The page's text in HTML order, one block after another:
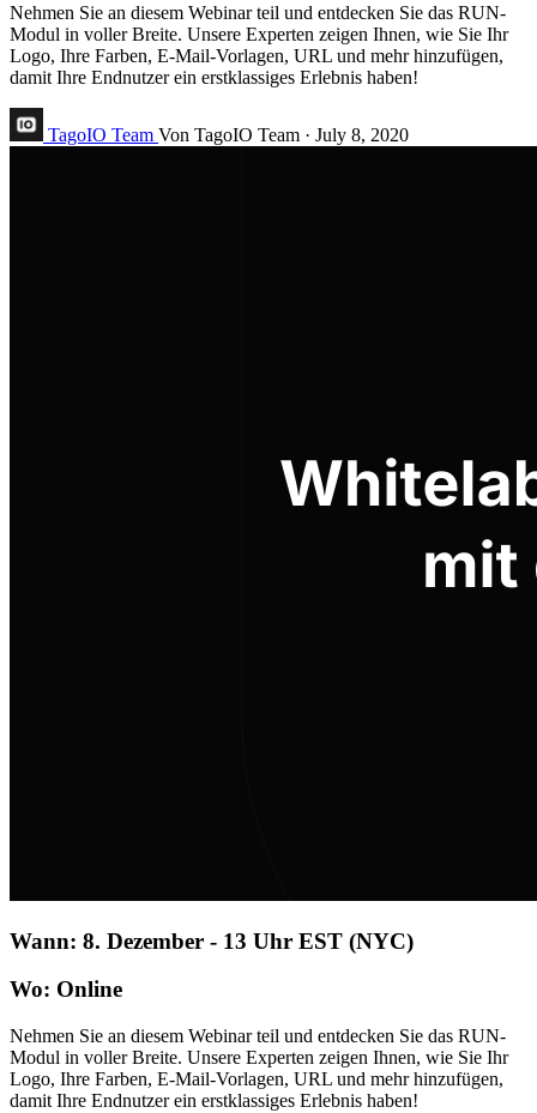
Nehmen Sie an diesem Webinar teil und entdecken Sie das RUN-
Modul in voller Breite. Unsere Experten zeigen Ihnen, wie Sie Ihr
Logo, Ihre Farben, E-Mail-Vorlagen, URL und mehr hinzufügen,
damit Ihre Endnutzer ein erstklassiges Erlebnis haben!
TagoIO Team Von TagoIO Team · July 8, 2020
Wann: 8. Dezember - 13 Uhr EST (NYC)
Wo: Online
Nehmen Sie an diesem Webinar teil und entdecken Sie das RUN-
Modul in voller Breite. Unsere Experten zeigen Ihnen, wie Sie Ihr
Logo, Ihre Farben, E-Mail-Vorlagen, URL und mehr hinzufügen,
damit Ihre Endnutzer ein erstklassiges Erlebnis haben!